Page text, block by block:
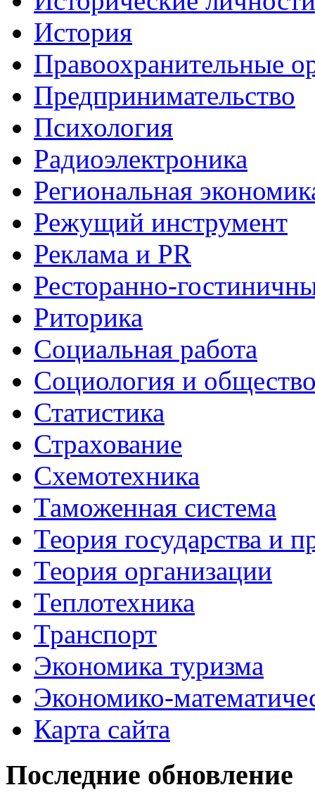
История
Правоохранительные
Предпринимательство
Психология
Радиоэлектроника
Региональная
Режущий инструмент
Реклама и PR
Ресторанно-
Риторика
Социальная работа
Социология и
Статистика
Страхование
Схемотехника
Таможенная система
Теория государства и
Теория организации
Теплотехника
Транспорт
Экономика туризма
Экономико-
Карта сайта
Последние обновление